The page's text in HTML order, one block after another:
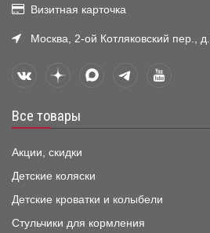
Визитная карточка
Москва, 2-ой Котляковский пер.,
Все товары
Акции, скидки
Детские коляски
Детские кроватки и колыбели
Стульчики для кормления